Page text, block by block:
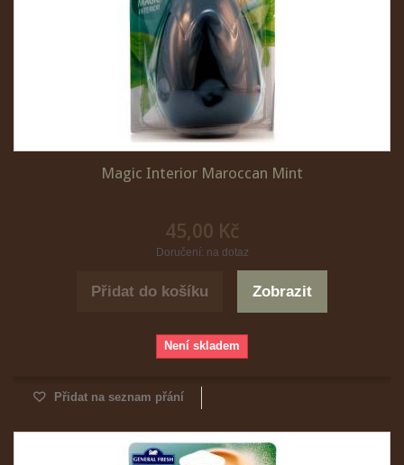
Magic Interior Maroccan Mint
45,00 Kč
Doručení: na dotaz
Přidat do košíku Zobrazit
Není skladem
Přidat na seznam přání